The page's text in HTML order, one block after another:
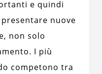
e quindi
nuove
non solo
I più
competono tra